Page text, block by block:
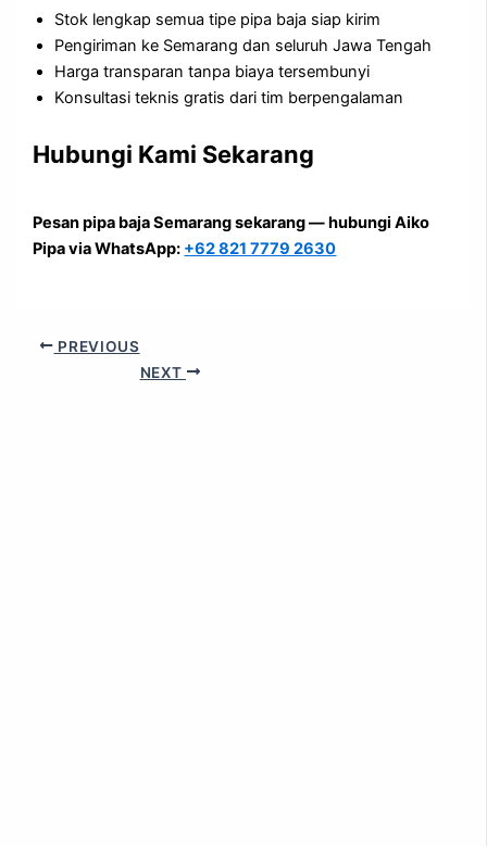
Stok lengkap semua tipe pipa baja siap kirim
Pengiriman ke Semarang dan seluruh Jawa Tengah
Harga transparan tanpa biaya tersembunyi
Konsultasi teknis gratis dari tim berpengalaman
Hubungi Kami Sekarang
Pesan pipa baja Semarang sekarang — hubungi Aiko
Pipa via WhatsApp: +62 821 7779 2630
PREVIOUS
NEXT